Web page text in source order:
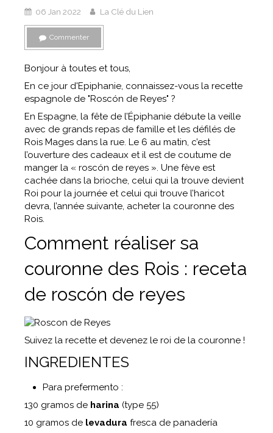
06 Jan 2022 La Clé du Lien
Commenter
Bonjour à toutes et tous,
En ce jour d'Epiphanie, connaissez-vous la recette
espagnole de "Roscón de Reyes" ?
En Espagne, la fête de l’Épiphanie débute la veille
avec de grands repas de famille et les défilés de
Rois Mages dans la rue. Le 6 au matin, c’est
l’ouverture des cadeaux et il est de coutume de
manger la « roscón de reyes ». Une fève est
cachée dans la brioche, celui qui la trouve devient
Roi pour la journée et celui qui trouve l’haricot
devra, l’année suivante, acheter la couronne des
Rois.
Comment réaliser sa
couronne des Rois : receta
de roscón de reyes
Suivez la recette et devenez le roi de la couronne !
INGREDIENTES
Para prefermento :
130 gramos de harina (type 55)
10 gramos de levadura fresca de panadería